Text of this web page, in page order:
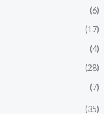
(6)
(17)
(4)
(28)
(7)
(35)